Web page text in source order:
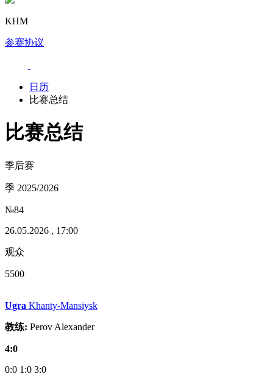
KHM
参赛协议
日历
比赛总结
比赛总结
季后赛
季 2025/2026
№84
26.05.2026 , 17:00
观众
5500
Ugra Khanty-Mansiysk
教练: Perov Alexander
4:0
0:0 1:0 3:0